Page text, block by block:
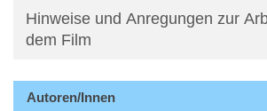
Hinweise und Anregungen zur
dem Film
Autoren/Innen